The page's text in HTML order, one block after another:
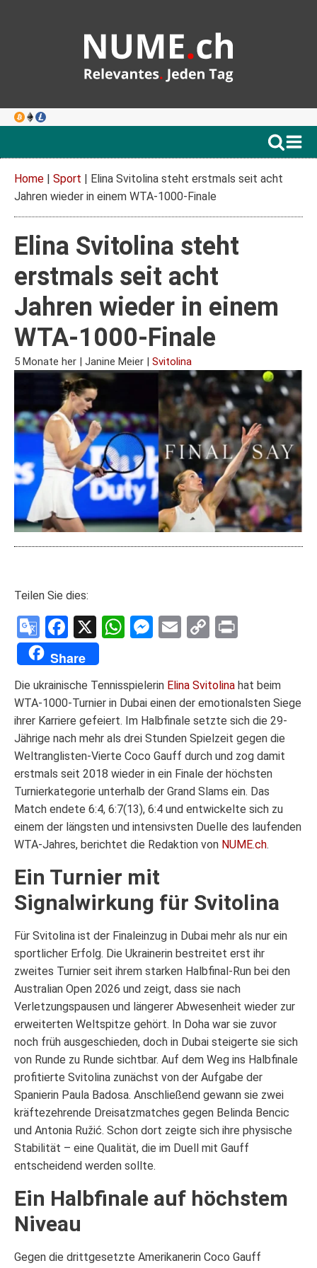
Home | Sport | Elina Svitolina steht erstmals seit acht
Jahren wieder in einem WTA-1000-Finale
Elina Svitolina steht
erstmals seit acht
Jahren wieder in einem
WTA-1000-Finale
5 Monate her | Janine Meier | Svitolina
Teilen Sie dies:
Google
Translate
Facebook
X WhatsApp
Messenger
Email
Copy
Share
Die ukrainische Tennisspielerin Elina Svitolina hat beim
WTA-1000-Turnier in Dubai einen der emotionalsten Siege
ihrer Karriere gefeiert. Im Halbfinale setzte sich die 29-
Jährige nach mehr als drei Stunden Spielzeit gegen die
Weltranglisten-Vierte Coco Gauff durch und zog damit
erstmals seit 2018 wieder in ein Finale der höchsten
Turnierkategorie unterhalb der Grand Slams ein. Das
Match endete 6:4, 6:7(13), 6:4 und entwickelte sich zu
einem der längsten und intensivsten Duelle des laufenden
WTA-Jahres, berichtet die Redaktion von NUME.ch.
Ein Turnier mit
Signalwirkung für Svitolina
Für Svitolina ist der Finaleinzug in Dubai mehr als nur ein
sportlicher Erfolg. Die Ukrainerin bestreitet erst ihr
zweites Turnier seit ihrem starken Halbfinal-Run bei den
Australian Open 2026 und zeigt, dass sie nach
Verletzungspausen und längerer Abwesenheit wieder zur
erweiterten Weltspitze gehört. In Doha war sie zuvor
noch früh ausgeschieden, doch in Dubai steigerte sie sich
von Runde zu Runde sichtbar. Auf dem Weg ins Halbfinale
profitierte Svitolina zunächst von der Aufgabe der
Spanierin Paula Badosa. Anschließend gewann sie zwei
kräftezehrende Dreisatzmatches gegen Belinda Bencic
und Antonia Ružić. Schon dort zeigte sich ihre physische
Stabilität – eine Qualität, die im Duell mit Gauff
entscheidend werden sollte.
Ein Halbfinale auf höchstem
Niveau
Gegen die drittgesetzte Amerikanerin Coco Gauff